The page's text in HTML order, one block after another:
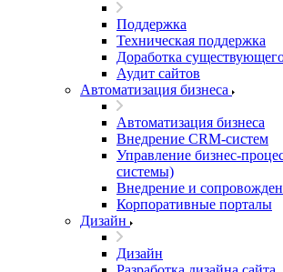
Поддержка
Техническая поддержка
Доработка
Аудит сайтов
Автоматизация бизнеса
Автоматизация бизнеса
Внедрение CRM-систем
Управление бизнес-
системы)
Внедрение и
Корпоративные порталы
Дизайн
Дизайн